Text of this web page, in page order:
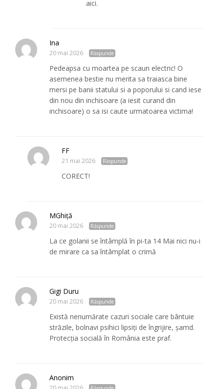
aici.
Ina
20 mai 2026 Răspunde
Pedeapsa cu moartea pe scaun electric! O
asemenea bestie nu merita sa traiasca bine
mersi pe banii statului si a poporului si cand iese
din nou din inchisoare (a iesit curand din
inchisoare) o sa isi caute urmatoarea victima!
FF
21 mai 2026 Răspunde
CORECT!
MGhiță
20 mai 2026 Răspunde
La ce golanii se întâmplă în pi-ta 14 Mai nici nu-i
de mirare ca sa întâmplat o crimă
Gigi Duru
20 mai 2026 Răspunde
Există nenumărate cazuri sociale care bântuie
străzile, bolnavi psihici lipsiți de îngrijire, șamd.
Protecția socială în România este praf.
Anonim